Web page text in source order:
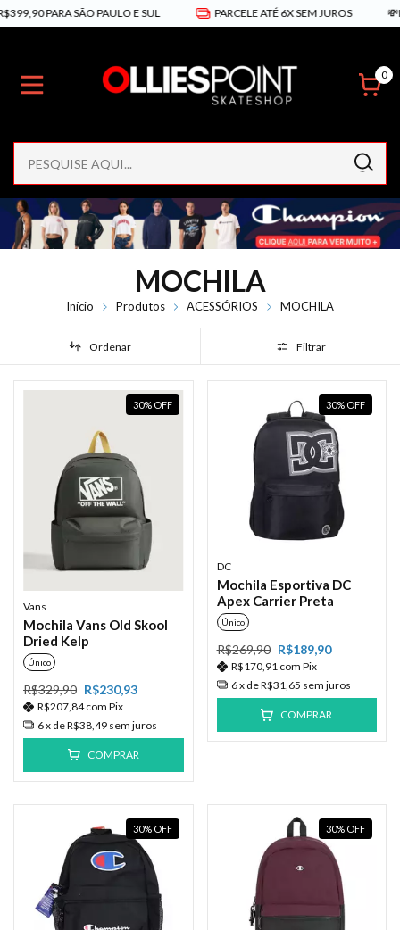
PARA SÃO PAULO E SUL PARCELE ATÉ 6X SEM JUROS
0
MOCHILA
Início Produtos ACESSÓRIOS MOCHILA
Ordenar Filtrar
30% OFF
Vans
Mochila Vans Old Skool
Dried Kelp
Único
R$329,90 R$230,93
R$207,84com Pix
6x deR$38,49 sem juros
COMPRAR
30% OFF
DC
Mochila Esportiva DC
Apex Carrier Preta
Único
R$269,90 R$189,90
R$170,91 com Pix
6x deR$31,65 sem juros
COMPRAR
30% OFF 30% OFF